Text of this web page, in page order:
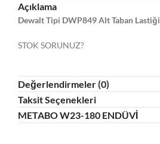
Açıklama
Dewalt Tipi DWP849 Alt Taban Lastiği
STOK SORUNUZ?
Değerlendirmeler (0)
Taksit Seçenekleri
METABO W23-180 ENDÜVİ